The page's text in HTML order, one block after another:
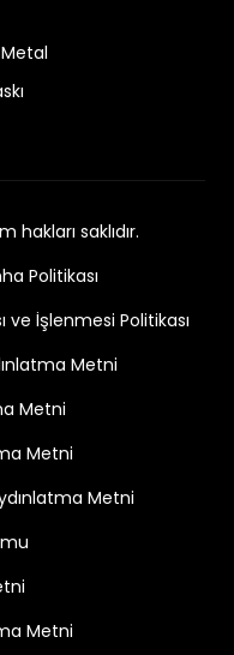
hakları saklıdır.
Politikası
ve İşlenmesi Politikası
Metni
Metni
Metni
Metni
Metni